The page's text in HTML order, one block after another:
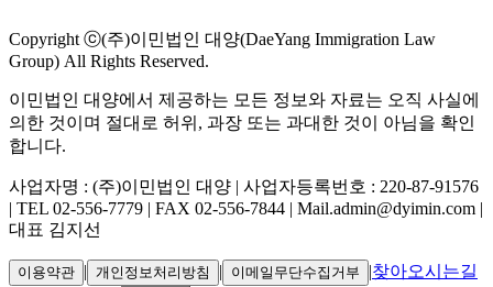
Copyright ⓒ(주)이민법인 대양(DaeYang Immigration Law
Group) All Rights Reserved.
이민법인 대양에서 제공하는 모든 정보와 자료는 오직 사실에
의한 것이며 절대로 허위, 과장 또는 과대한 것이 아님을 확인
합니다.
사업자명 : (주)이민법인 대양 | 사업자등록번호 : 220-87-91576
| TEL 02-556-7779 | FAX 02-556-7844 | Mail.admin@dyimin.com |
대표 김지선
이용약관 | 개인정보처리방침 | 이메일무단수집거부 |찾아오시는길